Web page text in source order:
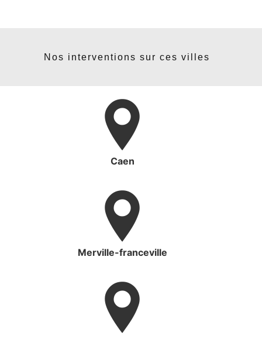
Nos interventions sur ces villes
Caen
Merville-franceville